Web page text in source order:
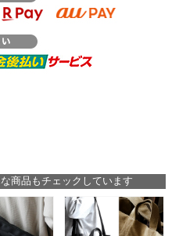
商品もチェックしています